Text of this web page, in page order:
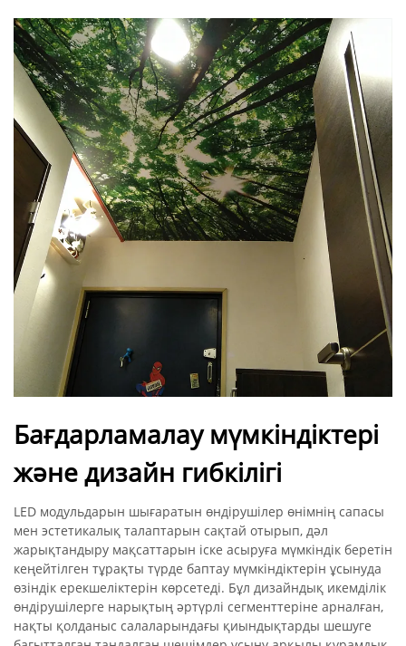
Бағдарламалау мүмкіндіктері
және дизайн гибкілігі
LED модульдарын шығаратын өндірушілер өнімнің сапасы
мен эстетикалық талаптарын сақтай отырып, дәл
жарықтандыру мақсаттарын іске асыруға мүмкіндік беретін
кеңейтілген тұрақты түрде баптау мүмкіндіктерін ұсынуда
өзіндік ерекшеліктерін көрсетеді. Бұл дизайндық икемділік
өндірушілерге нарықтың әртүрлі сегменттеріне арналған,
нақты қолданыс салаларындағы қиындықтарды шешуге